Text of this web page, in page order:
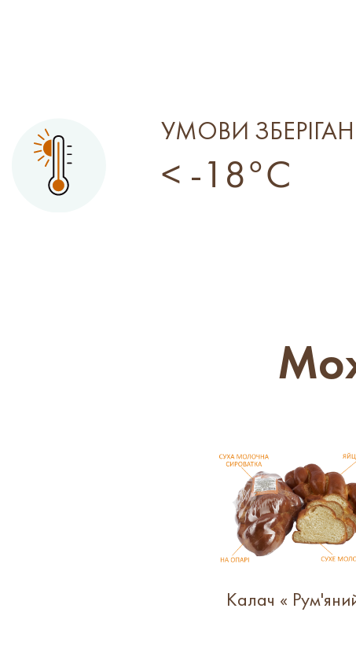
УМОВИ
< -18°C
Калач «